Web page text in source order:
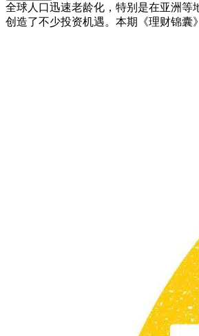
全球人口迅速老龄化，特别是在亚洲
创造了不少投资机遇。本期《理财锦囊